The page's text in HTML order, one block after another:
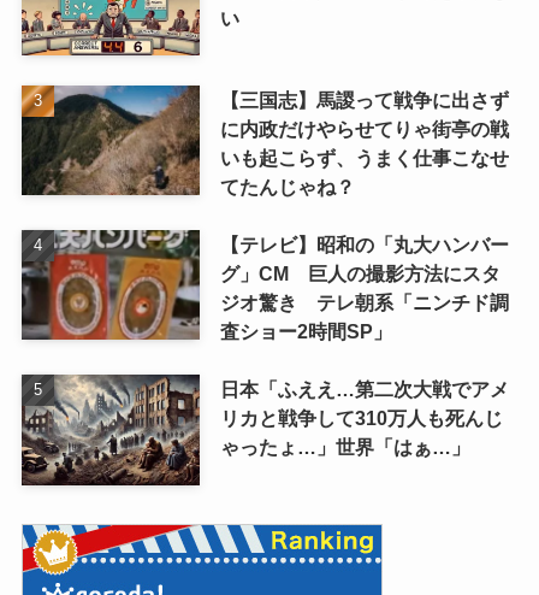
い
【三国志】馬謖って戦争に出さず
に内政だけやらせてりゃ街亭の戦
いも起こらず、うまく仕事こなせ
てたんじゃね？
【テレビ】昭和の「丸大ハンバー
グ」CM 巨人の撮影方法にスタ
ジオ驚き テレ朝系「ニンチド調
査ショー2時間SP」
日本「ふええ…第二次大戦でアメ
リカと戦争して310万人も死んじ
ゃったょ…」世界「はぁ…」